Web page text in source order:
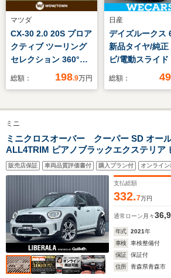
マツダ
CX-30 2.0 20S プロア
クティブ ツーリング
セレクション 360°ビ
ュー・モニター アク
ワーバックドア 純正
SDナビ 地デジTV
DVD CD Bluetooth
ドライブレコーダー
運転席パワーシート
ETC LEDヘッドライ
総額： 198.9万円
日産
デイズルークス
新品タイヤ/純正
ビ/電動スライド
アラウンドビュ
ングストップ/
ン/キーレスエン
ー/オートエアコ
総額： 49
ミニ
ミニクロスオーバー クーパー SD オー
ALL4TRIM ピアノブラックエクステリア
チ 純正19インチホイール ALL4エクステ
ウンレザーシート シートヒーター MINIド
ド ミラーETC ドライブレコーダー
販売店保証 車両品質評価書付 購入プラン付 オンライ
支払総額
332.7万円
通常ローン 月々
年式 2021年
車検
車検整備付
保証
保証付
住所
青森県青森市